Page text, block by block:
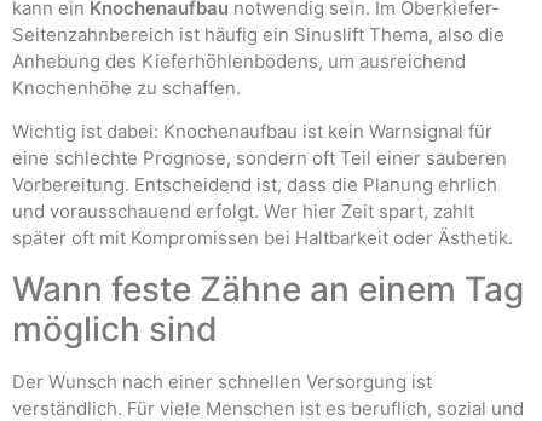
kann ein Knochenaufbau notwendig sein. Im Oberkiefer-
Seitenzahnbereich ist häufig ein Sinuslift Thema, also die
Anhebung des Kieferhöhlenbodens, um ausreichend
Knochenhöhe zu schaffen.
Wichtig ist dabei: Knochenaufbau ist kein Warnsignal für
eine schlechte Prognose, sondern oft Teil einer sauberen
Vorbereitung. Entscheidend ist, dass die Planung ehrlich
und vorausschauend erfolgt. Wer hier Zeit spart, zahlt
später oft mit Kompromissen bei Haltbarkeit oder Ästhetik.
Wann feste Zähne an einem Tag
möglich sind
Der Wunsch nach einer schnellen Versorgung ist
verständlich. Für viele Menschen ist es beruflich, sozial und